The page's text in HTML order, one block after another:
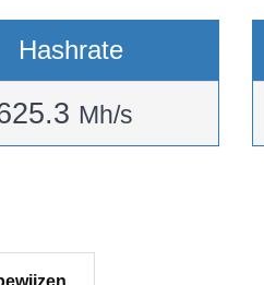
Hashrate
Mh/s